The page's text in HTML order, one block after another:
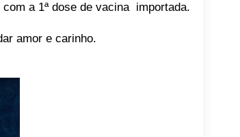
a 1ª dose de vacina importada.
amor e carinho.